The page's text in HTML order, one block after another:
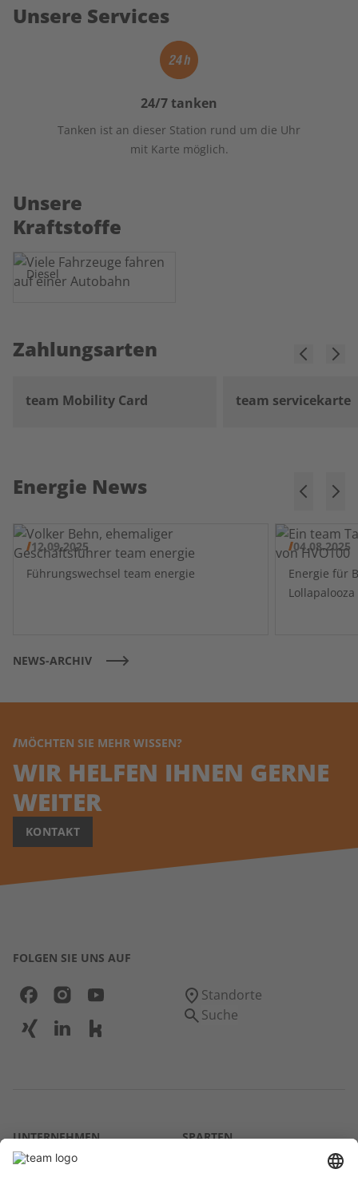
Unsere Services
24/7 tanken
Tanken ist an dieser Station rund um die Uhr
mit Karte möglich.
Unsere
Kraftstoffe
Diesel
Zahlungsarten
team Mobility Card team servicekarte
Energie News
12.09.2025
Führungswechsel team energie
04.08.2025
Energie für
NEWS-ARCHIV
MÖCHTEN SIE MEHR WISSEN?
WIR HELFEN IHNEN GERNE
WEITER
KONTAKT
FOLGEN SIE UNS AUF
Standorte
Suche
UNTERNEHMEN
Über uns
SPARTEN